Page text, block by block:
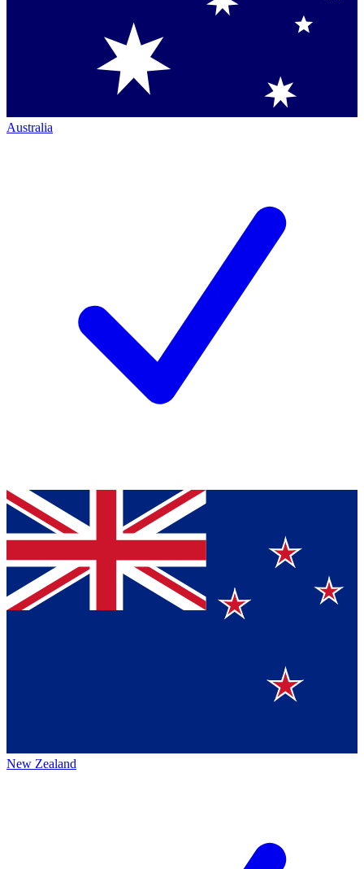
Australia
New Zealand